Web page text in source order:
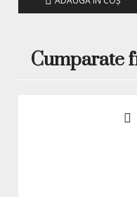
Cumparate